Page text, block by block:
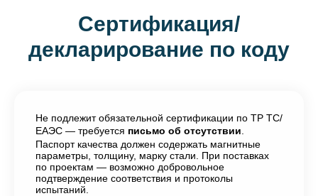
Сертификация/
декларирование по коду
Не подлежит обязательной сертификации по ТР ТС/
ЕАЭС — требуется письмо об отсутствии
Паспорт качества должен содержать магнитные
параметры, толщину, марку стали. При поставках
по проектам — возможно добровольное
подтверждение соответствия и протоколы
испытаний.